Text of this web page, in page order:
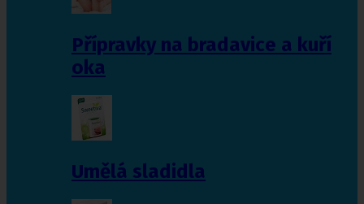
Přípravky na bradavice a kuří
oka
Umělá sladidla